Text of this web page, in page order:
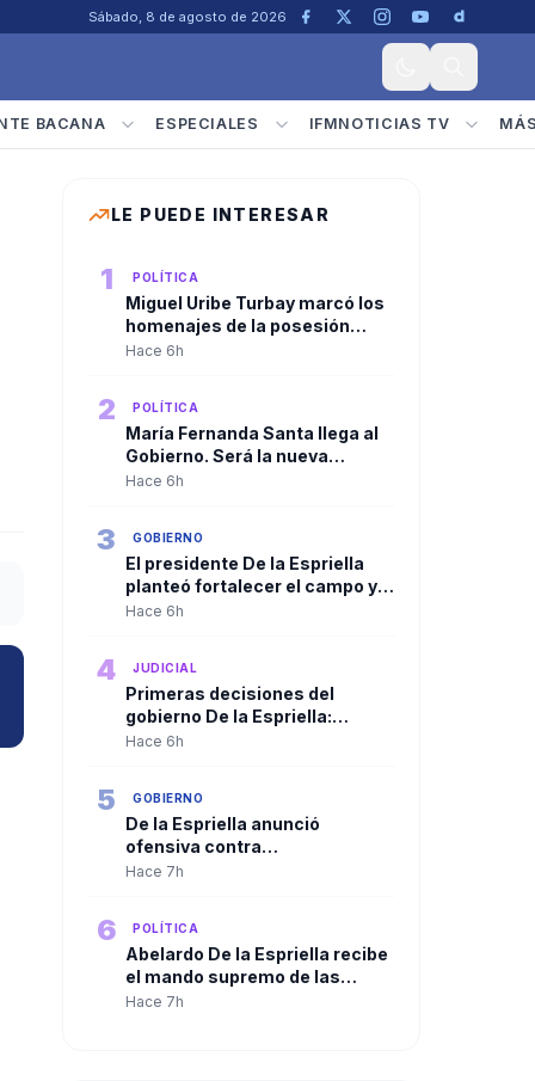
Sábado, 8 de agosto de 2026
BACANA ESPECIALES IFMNOTICIAS TV
LE PUEDE INTERESAR
1 POLÍTICA
Miguel Uribe Turbay marcó los
homenajes de la posesión
presidencial de Abelardo De la
Hace 6h
2 POLÍTICA
María Fernanda Santa llega al
Gobierno. Será la nueva
viceministra de
Hace 6h
3 GOBIERNO
El presidente De la Espriella
planteó fortalecer el campo y
ampliar la presencia del Estado
Hace 6h
4 JUDICIAL
Primeras decisiones del
gobierno De la Espriella:
Trasladan a más de 100
Hace 6h
5 GOBIERNO
De la Espriella anunció
ofensiva contra
organizaciones criminales y
Hace 7h
6 POLÍTICA
Abelardo De la Espriella recibe
el mando supremo de las
Fuerzas Militares en solemne
Hace 7h